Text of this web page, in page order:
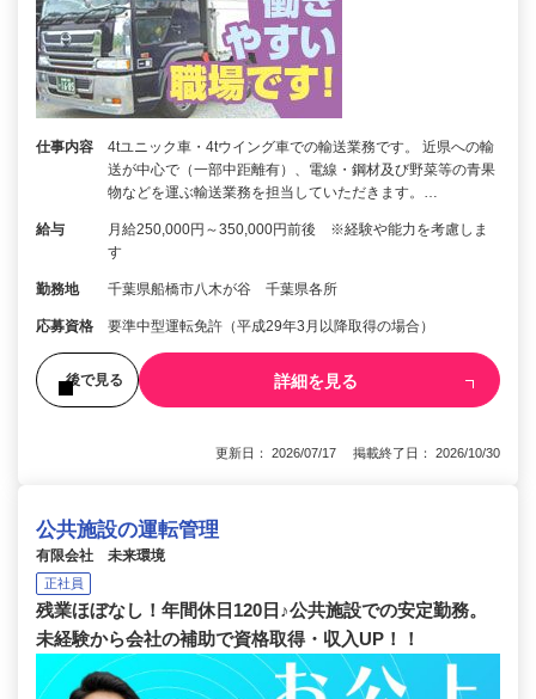
仕事内容
4tユニック車・4tウイング車での輸送業務です。 近県への輸
送が中心で（一部中距離有）、電線・鋼材及び野菜等の青果
物などを運ぶ輸送業務を担当していただきます。…
給与
月給250,000円～350,000円前後 ※経験や能力を考慮しま
す
勤務地 千葉県船橋市八木が谷 千葉県各所
応募資格 要準中型運転免許（平成29年3月以降取得の場合）
後で見る 詳細を見る
更新日： 2026/07/17 掲載終了日： 2026/10/30
公共施設の運転管理
有限会社 未来環境
正社員
残業ほぼなし！年間休日120日♪公共施設での安定勤務。
未経験から会社の補助で資格取得・収入UP！！